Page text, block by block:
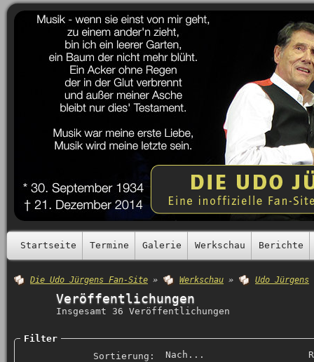
Startseite Termine Galerie Werkschau Berichte
Die Udo Jürgens Fan-Site » Werkschau » Udo Jürgens
Veröffentlichungen
Insgesamt 36 Veröffentlichungen
Filter
Sortierung:
Nach...